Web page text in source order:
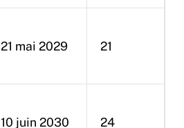
21 mai 2029 21
10 juin 2030 24